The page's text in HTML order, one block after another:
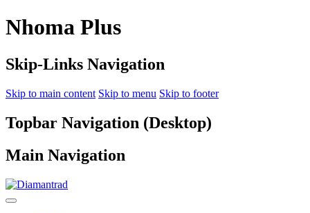
Nhoma Plus
Skip-Links Navigation
Skip to main content Skip to menu Skip to footer
Topbar Navigation (Desktop)
Main Navigation